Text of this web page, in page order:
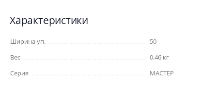
Характеристики
Ширина уп.
50
Вес
0.46 кг
Серия
МАСТЕР